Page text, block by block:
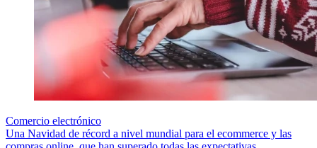
Comercio electrónico
Una Navidad de récord a nivel mundial para el ecommerce y las